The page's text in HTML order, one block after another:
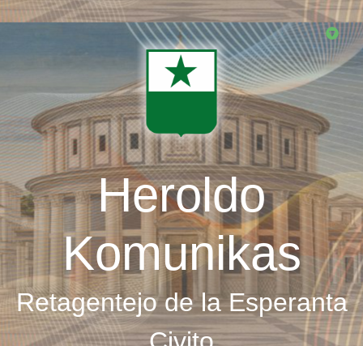
Skip
Heroldo
Komunikas
Retagentejo de la Esperanta